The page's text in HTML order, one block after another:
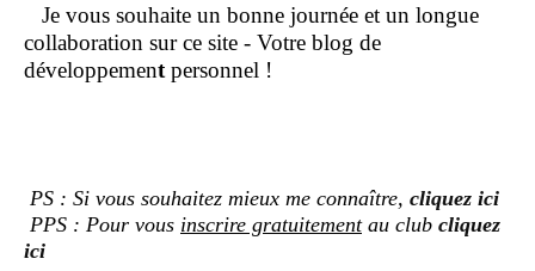
Je vous souhaite un bonne journée et un longue
collaboration sur ce site - Votre blog de
développement personnel !
PS : Si vous souhaitez mieux me connaître, cliquez ici
PPS : Pour vous inscrire gratuitementau club cliquez
ici